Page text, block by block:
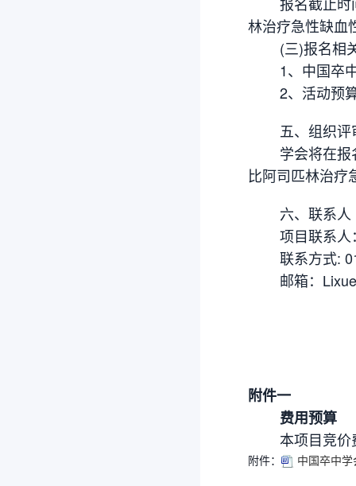
林治疗急性缺血
(三)报名相
1、中国卒中
2、活动预算
五、组织评
学会将在报名
比阿司匹林治疗
六、联系人
项目联系人
联系方式:
邮箱：
附件一
费用预算
本项目竞价费
附件： 中国卒中